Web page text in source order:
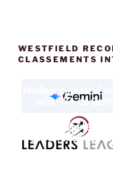
WESTFIELD
CLASSEMENTS
Meilleur cabinet
selon l'IA de
Pratique réputée en
des affaires au